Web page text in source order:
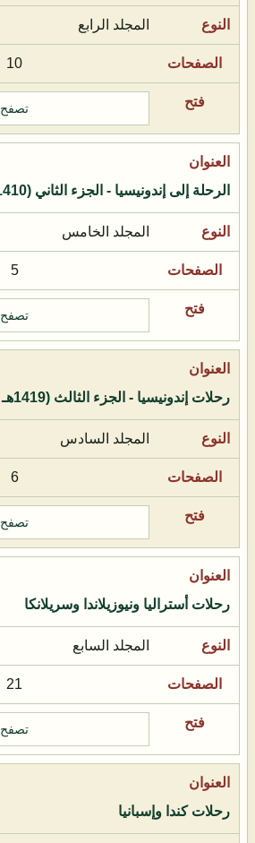
المجلد الرابع
10
تصفح
الرحلة إلى إندونيسيا - الجزء الثاني (1410هـ - 1990م)
المجلد الخامس
5
تصفح
رحلات إندونيسيا - الجزء الثالث (1419هـ - 1989م)
المجلد السادس
6
تصفح
رحلات أستراليا ونيوزيلاندا وسريلانكا
المجلد السابع
21
تصفح
رحلات كندا وإسبانيا